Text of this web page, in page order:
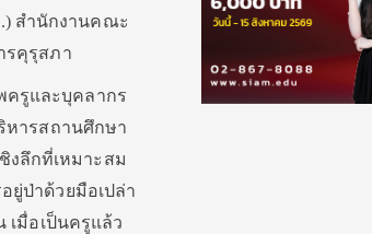
สำนักงานคณะ
รคุรุสภา
ครูและบุคลากร
หารสถานศึกษา
งลึกที่เหมาะสม
ยู่ป่าด้วยมือเปล่า
เมื่อเป็นครูแล้ว